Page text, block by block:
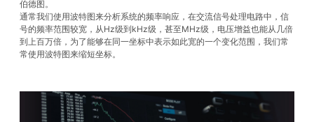
伯德图。
通常我们使用波特图来分析系统的频率响应，在交流信号处理电路中，信
号的频率范围较宽，从Hz级到kHz级，甚至MHz级，电压增益也能从几倍
到上百万倍，为了能够在同一坐标中表示如此宽的一个变化范围，我们常
常使用波特图来缩短坐标。